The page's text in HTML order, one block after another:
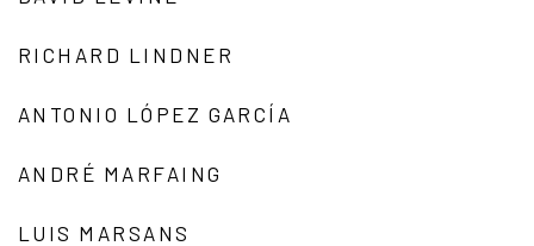
RICHARD LINDNER
ANTONIO LÓPEZ GARCÍA
ANDRÉ MARFAING
LUIS MARSANS